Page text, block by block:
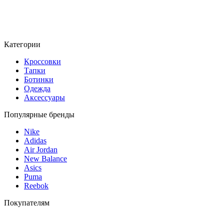
Категории
Кроссовки
Тапки
Ботинки
Одежда
Аксессуары
Популярные бренды
Nike
Adidas
Air Jordan
New Balance
Asics
Puma
Reebok
Покупателям